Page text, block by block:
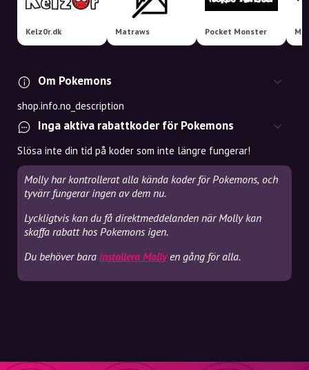
Kelz0r.dk Matraws Pocket Monster
Om Pokemons
shop.info.no_description
Inga aktiva rabattkoder för Pokemons
Slösa inte din tid på koder som inte längre fungerar!
Molly har kontrollerat alla kända koder för Pokemons, och
tyvärr fungerar ingen av dem nu.
Lyckligtvis kan du få direktmeddelanden när Molly kan
skaffa rabatt hos Pokemons igen.
Du behöver bara installera Mollyen gång för alla.